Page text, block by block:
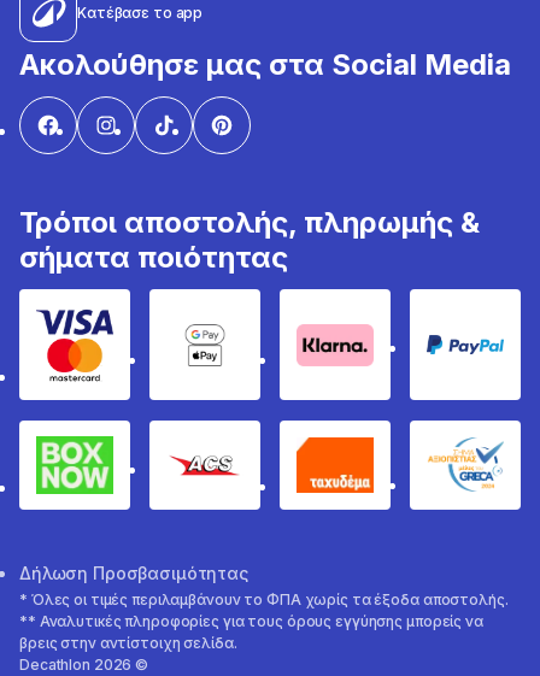
Κατέβασε το app
Ακολούθησε μας στα Social Media
Τρόποι αποστολής, πληρωμής &
σήματα ποιότητας
Visa & MastercardGoogle Pay & Apple Pay
Klarna PayPal
Box Now ACS Ταχυδέμα
Δήλωση Προσβασιμότητας
* Όλες οι τιμές περιλαμβάνουν το ΦΠΑ χωρίς τα έξοδα αποστολής.
** Αναλυτικές πληροφορίες για τους όρους εγγύησης μπορείς να
βρεις στην αντίστοιχη σελίδα.
Decathlon 2026 ©